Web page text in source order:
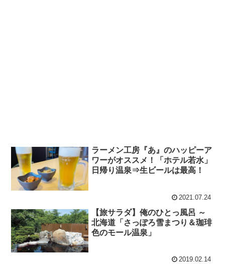
ラーメン工房『あ』のハッピーア
ワーがオススメ！「ホテル若水」
日帰り温泉⇒生ビールは最高！
2021.07.24
【旅サラダ】俺のひとっ風呂 ～
北海道「さっぽろ雪まつり＆珈琲
色のモール温泉」
2019.02.14